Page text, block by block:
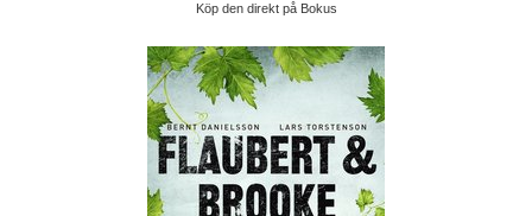
Köp den direkt på Bokus